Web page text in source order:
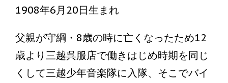
1908年6月20日生まれ
父親が守綱・8歳の時に亡くなったため12
歳より三越呉服店で働きはじめ時期を同じ
くして三越少年音楽隊に入隊、そこでバイ